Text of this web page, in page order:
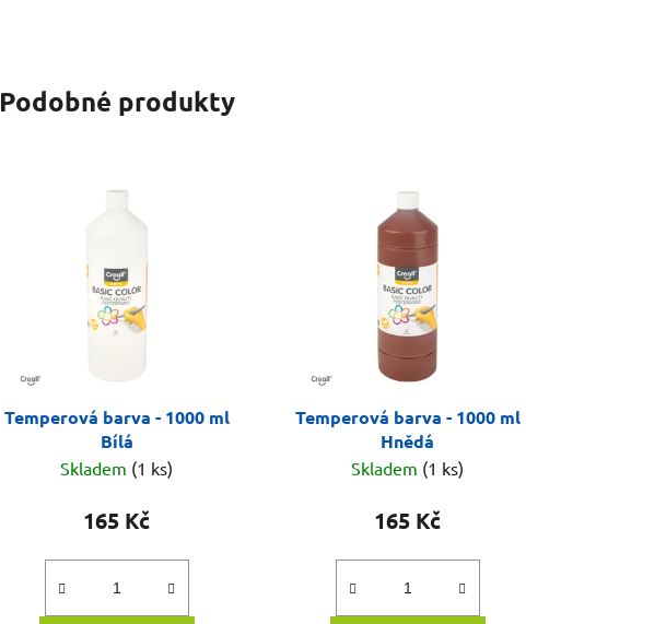
Podobné produkty
Temperová barva - 1000 ml
Bílá
Skladem (1 ks)
165 Kč
Temperová barva - 1000 ml
Hnědá
Skladem (1 ks)
165 Kč